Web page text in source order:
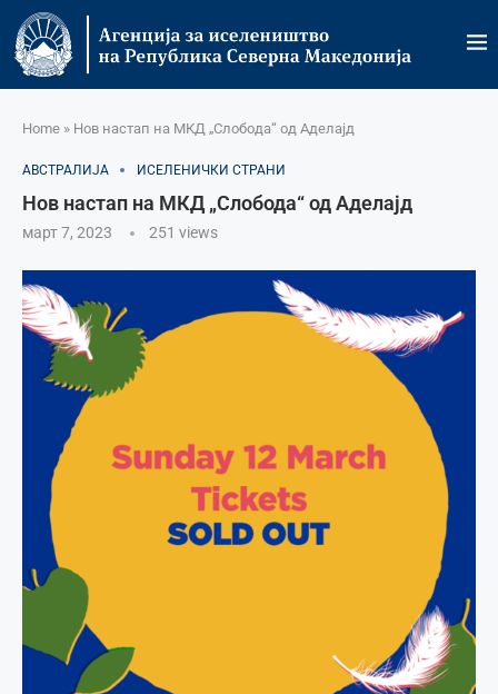
Home » Нов настап на МКД „Слобода“ од Аделајд
АВСТРАЛИЈА ИСЕЛЕНИЧКИ СТРАНИ
Нов настап на МКД „Слобода“ од Аделајд
март 7, 2023 251 views